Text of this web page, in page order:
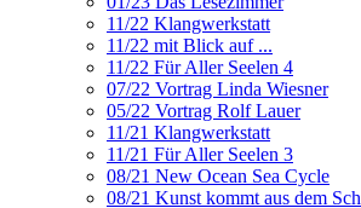
11/22 Klangwerkstatt
11/22 mit Blick auf ...
11/22 Für Aller Seelen 4
07/22 Vortrag Linda Wiesner
05/22 Vortrag Rolf Lauer
11/21 Klangwerkstatt
11/21 Für Aller Seelen 3
08/21 New Ocean Sea Cycle
08/21 Kunst kommt aus dem